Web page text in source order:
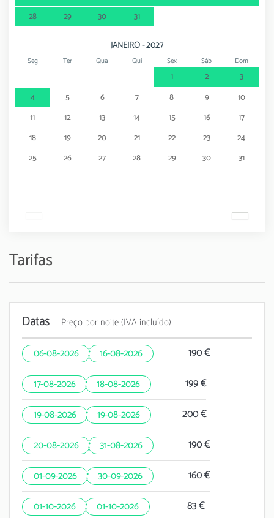
28
29 30 31
JANEIRO - 2027
Seg Ter Qua Qui Sex Sáb Dom
1 2
3
4
5 6 7 8 9
10
11
12 13 14 15 16
17
18
19 20 21 22 23
24
25
26 27 28 29 30 31
Tarifas
Datas Preço por noite (IVA incluído)
06-08-2026 · 16-08-2026 190 €
17-08-2026 · 18-08-2026 199 €
19-08-2026 · 19-08-2026 200 €
20-08-2026 · 31-08-2026 190 €
01-09-2026 · 30-09-2026 160 €
01-10-2026 · 01-10-2026 83 €